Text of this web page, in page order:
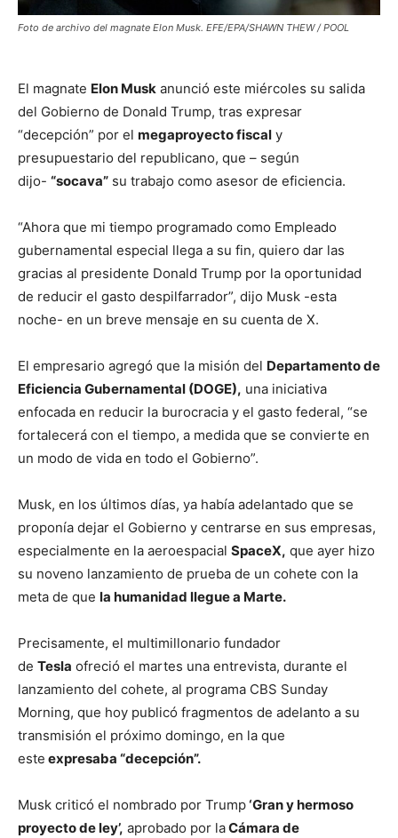
Foto de archivo del magnate Elon Musk. EFE/EPA/SHAWN THEW / POOL
El magnate Elon Musk anunció este miércoles su salida
del Gobierno de Donald Trump, tras expresar
“decepción” por el megaproyecto fiscal y
presupuestario del republicano, que – según
dijo- “socava” su trabajo como asesor de eficiencia.
“Ahora que mi tiempo programado como Empleado
gubernamental especial llega a su fin, quiero dar las
gracias al presidente Donald Trump por la oportunidad
de reducir el gasto despilfarrador”, dijo Musk -esta
noche- en un breve mensaje en su cuenta de X.
El empresario agregó que la misión del Departamento de
Eficiencia Gubernamental (DOGE), una iniciativa
enfocada en reducir la burocracia y el gasto federal, “se
fortalecerá con el tiempo, a medida que se convierte en
un modo de vida en todo el Gobierno”.
Musk, en los últimos días, ya había adelantado que se
proponía dejar el Gobierno y centrarse en sus empresas,
especialmente en la aeroespacial SpaceX, que ayer hizo
su noveno lanzamiento de prueba de un cohete con la
meta de que la humanidad llegue a Marte.
Precisamente, el multimillonario fundador
de Tesla ofreció el martes una entrevista, durante el
lanzamiento del cohete, al programa CBS Sunday
Morning, que hoy publicó fragmentos de adelanto a su
transmisión el próximo domingo, en la que
este expresaba “decepción”.
Musk criticó el nombrado por Trump‘Gran y hermoso
proyecto de ley’, aprobado por laCámara de